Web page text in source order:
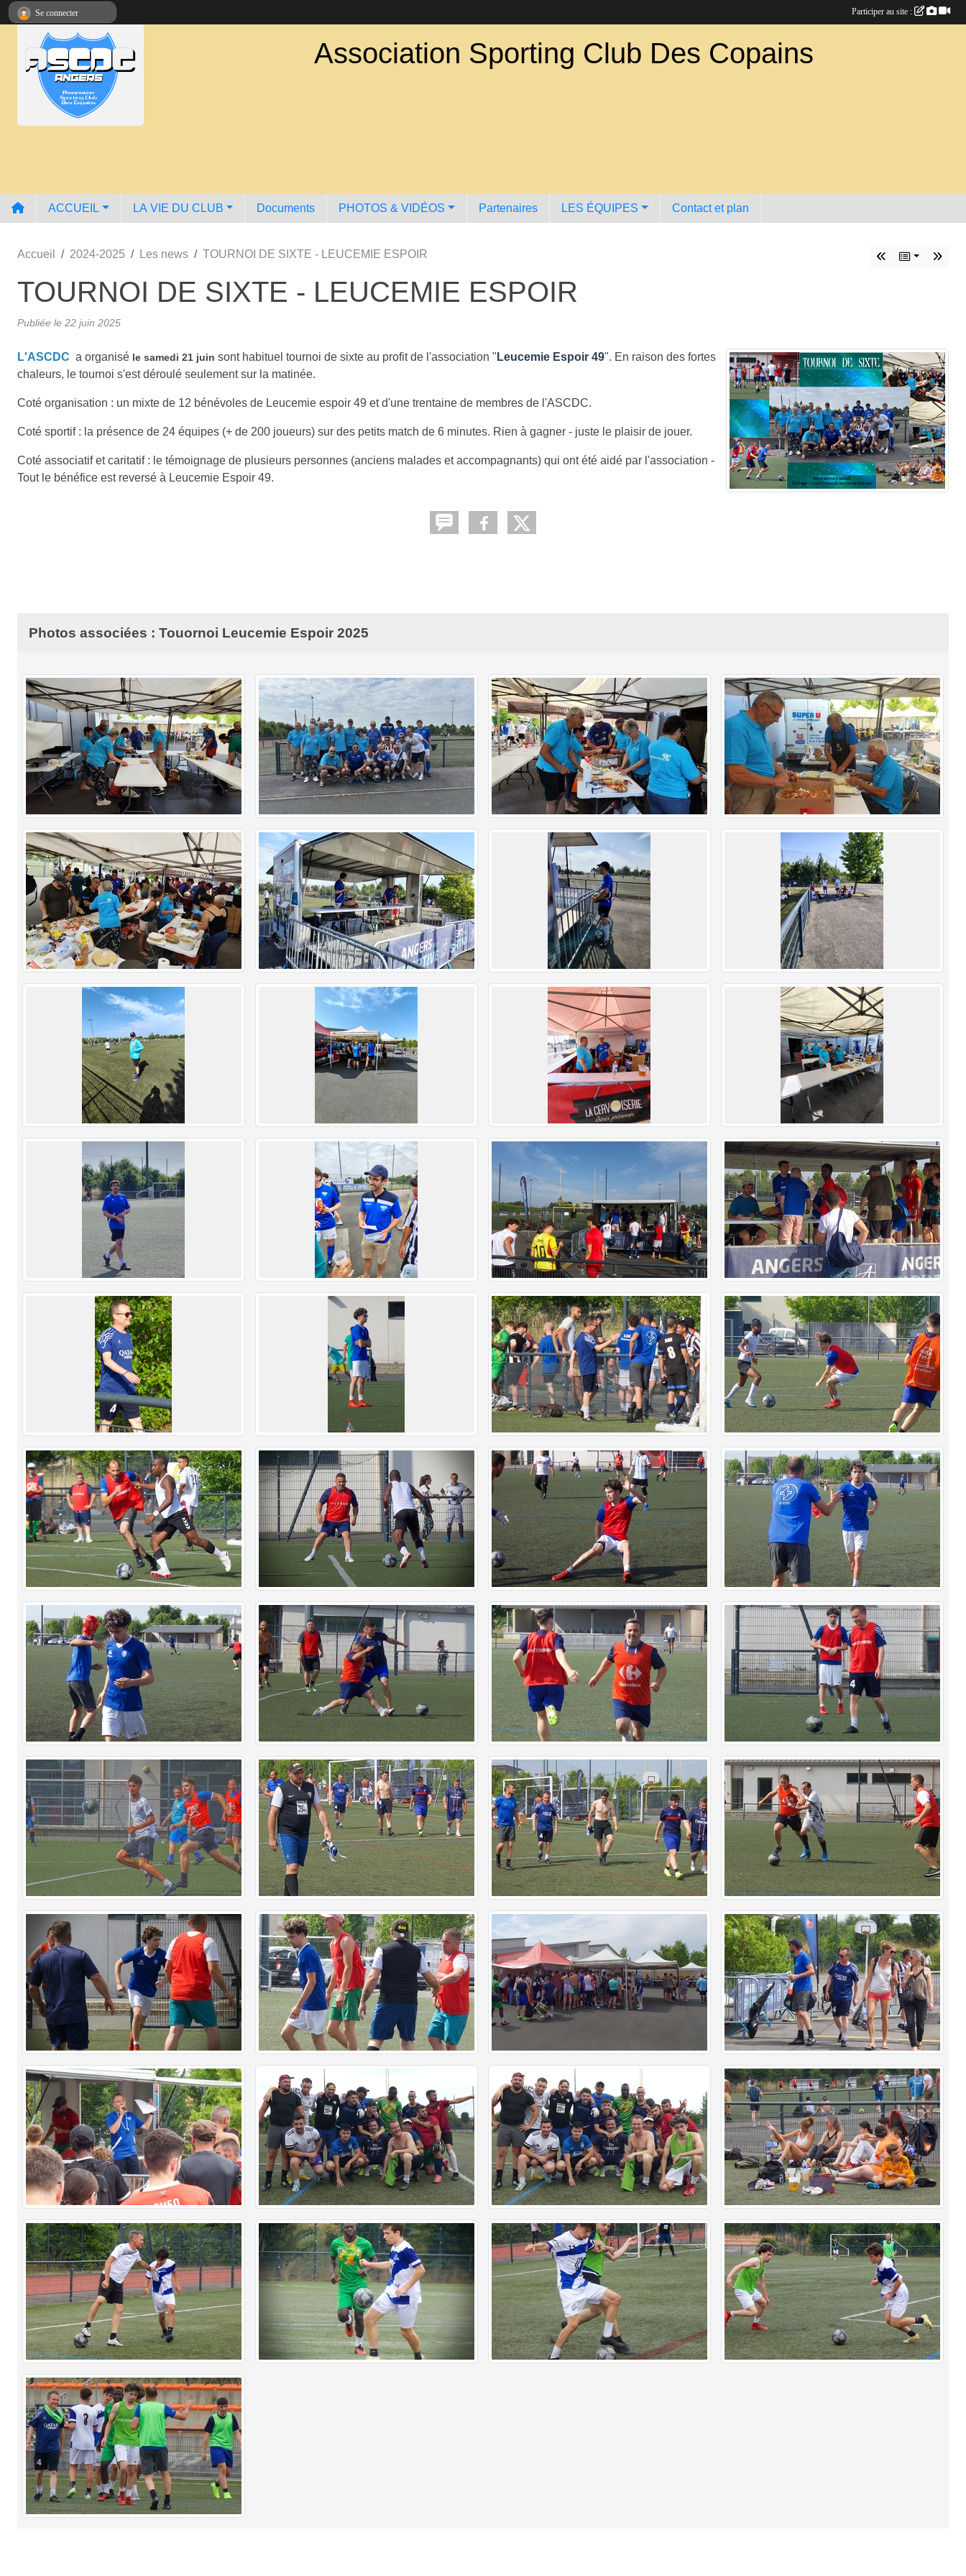
Association Sporting Club Des Copains
ACCUEIL LA VIE DU CLUB Documents PHOTOS & VIDÉOS Partenaires LES ÉQUIPES Contact et plan
Accueil 2024-2025 Les news TOURNOI DE SIXTE - LEUCEMIE ESPOIR
TOURNOI DE SIXTE - LEUCEMIE ESPOIR
Publiée le 22 juin 2025
L'ASCDC a organisé le samedi 21 juin sont habituel tournoi de sixte au profit de l'association " Leucemie Espoir 49". En raison des fortes
chaleurs, le tournoi s'est déroulé seulement sur la matinée.
Coté organisation : un mixte de 12 bénévoles de Leucemie espoir 49 et d'une trentaine de membres de l'ASCDC.
Coté sportif : la présence de 24 équipes (+ de 200 joueurs) sur des petits match de 6 minutes. Rien à gagner - juste le plaisir de jouer.
Coté associatif et caritatif : le témoignage de plusieurs personnes (anciens malades et accompagnants) qui ont été aidé par l'association -
Tout le bénéfice est reversé à Leucemie Espoir 49.
Photos associées : Touornoi Leucemie Espoir 2025
Se connecter Participer au site :
Panneau de gestion des cookies